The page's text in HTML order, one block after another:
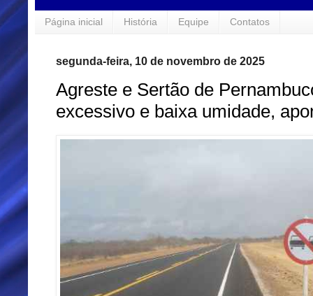
Página inicial História Equipe Contatos
segunda-feira, 10 de novembro de 2025
Agreste e Sertão de
excessivo e baixa umidade,